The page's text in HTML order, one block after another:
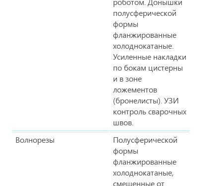
полусферической
формы
фланжированные
холоднокатаные.
Усиленные накладки
по бокам цистерны
и в зоне
ложементов
(бронелисты). УЗИ
контроль сварочных
швов.
Волнорезы
Полусферической
формы
фланжированные
холоднокатаные,
смещенные от